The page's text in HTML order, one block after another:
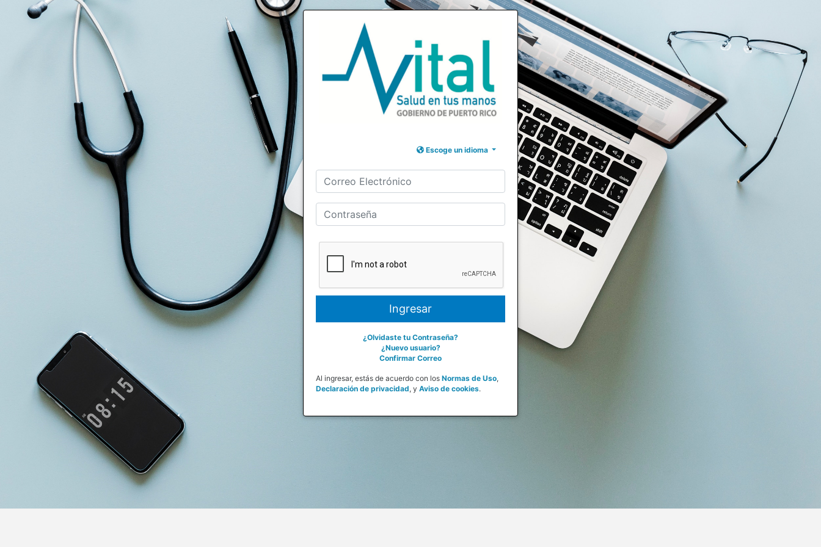
Escoge un idioma
¿Olvidaste tu Contraseña?
¿Nuevo usuario?
Confirmar Correo
Al ingresar, estás de acuerdo con los Normas de Uso,
Declaración de privacidad, y Aviso de cookies.